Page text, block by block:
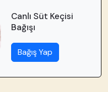
Canlı Süt Keçisi
Bağışı
Bağış Yap